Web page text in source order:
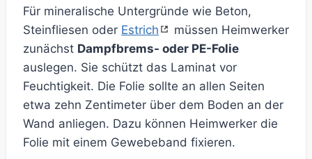
Für mineralische Untergründe wie Beton,
Steinfliesen oder Estrich
müssen Heimwerker
zunächst Dampfbrems- oder PE-Folie
auslegen. Sie schützt das Laminat vor
Feuchtigkeit. Die Folie sollte an allen Seiten
etwa zehn Zentimeter über dem Boden an der
Wand anliegen. Dazu können Heimwerker die
Folie mit einem Gewebeband fixieren.